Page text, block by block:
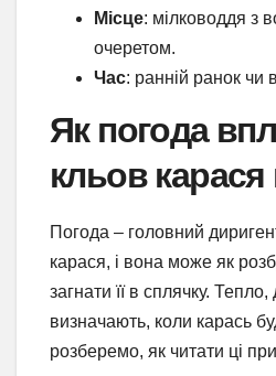
Місце: мілководдя з
очеретом.
Час: ранній ранок чи
Як погода
кльов
Погода – головний
карася, і вона може як
загнати її в сплячку. Тепло,
визначають, коли карась
розберемо, як читати ці